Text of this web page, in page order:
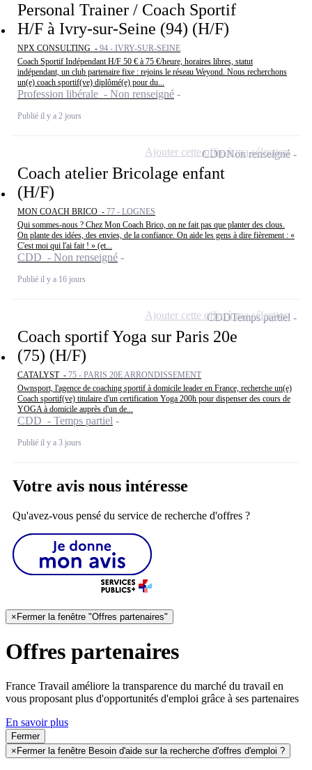
Personal Trainer / Coach Sportif
H/F à Ivry-sur-Seine (94) (H/F)
NPX CONSULTING - 94 - IVRY-SUR-SEINE
Coach Sportif Indépendant H/F 50 € à 75 €/heure, horaires libres, statut
indépendant, un club partenaire fixe : rejoins le réseau Weyond. Nous recherchons
un(e) coach sportif(ve) diplômé(e) pour du...
Profession libérale - Non renseigné
Publié il y a 2 jours
Coach atelier Bricolage enfant
(H/F)
MON COACH BRICO - 77 - LOGNES
Qui sommes-nous ? Chez Mon Coach Brico, on ne fait pas que planter des clous.
On plante des idées, des envies, de la confiance. On aide les gens à dire fièrement : «
C'est moi qui l'ai fait ! » (et...
CDD - Non renseigné
Publié il y a 16 jours
CDDNon renseigné
Ajouter cette offre à ma sélection
Coach sportif Yoga sur Paris 20e
(75) (H/F)
CATALYST - 75 - PARIS 20E ARRONDISSEMENT
Ownsport, l'agence de coaching sportif à domicile leader en France, recherche un(e)
Coach sportif(ve) titulaire d'un certification Yoga 200h pour dispenser des cours de
YOGA à domicile auprès d'un de...
CDD - Temps partiel
Publié il y a 3 jours
CDDTemps partiel
Ajouter cette offre à ma sélection
Votre avis nous intéresse
Qu'avez-vous pensé du service de recherche d'offres ?
× Fermer la fenêtre "Offres partenaires"
Offres partenaires
France Travail améliore la transparence du marché du travail en
vous proposant plus d'opportunités d'emploi grâce à ses partenaires
En savoir plus
Fermer
×Fermer la fenêtre Besoin d'aide sur la recherche d'offres d'emploi ?